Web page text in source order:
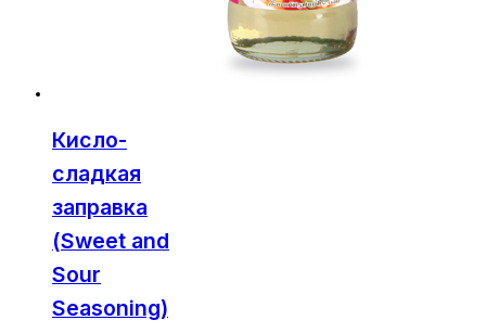
Кисло-
сладкая
заправка
(Sweet and
Sour
Seasoning)